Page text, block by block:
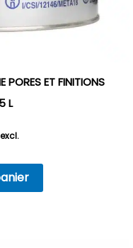
PORES ET FINITIONS
L